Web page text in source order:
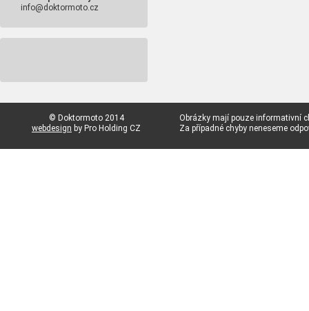
info@doktormoto.cz
© Doktormoto 2014
webdesign by Pro Holding CZ
Obrázky mají pouze informativní
Za případné chyby neneseme